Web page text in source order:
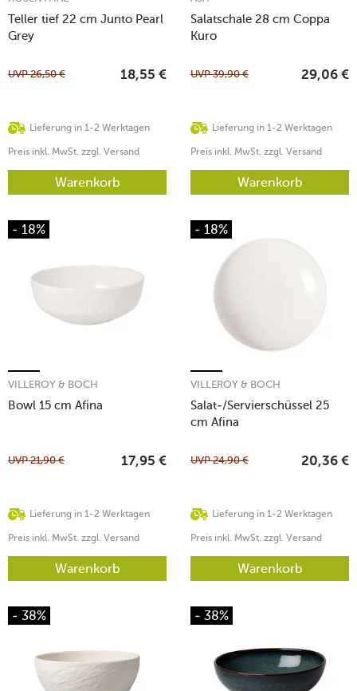
Teller tief 22 cm Junto Pearl
Grey
Lieferung in 1-2 Werktagen
UVP26,50 € 18,55 €
Preis inkl. MwSt. zzgl. Versand
Warenkorb
Salatschale 28 cm Coppa
Kuro
Lieferung in 1-2 Werktagen
UVP39,90 € 29,06 €
Preis inkl. MwSt. zzgl. Versand
Warenkorb
- 18%
Bowl 15 cm Afina
VILLEROY & BOCH
Lieferung in 1-2 Werktagen
UVP21,90 € 17,95 €
Preis inkl. MwSt. zzgl. Versand
Warenkorb
- 18%
Salat-/Servierschüssel 25
cm Afina
VILLEROY & BOCH
Lieferung in 1-2 Werktagen
UVP24,90 € 20,36 €
Preis inkl. MwSt. zzgl. Versand
Warenkorb
- 38% - 38%